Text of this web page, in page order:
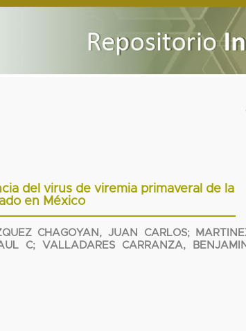
del virus de viremia primaveral de la
en México
CHAGOYAN, JUAN CARLOS;
C; VALLADARES CARRANZA,